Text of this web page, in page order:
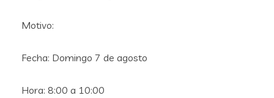
Motivo:
Fecha: Domingo 7 de agosto
Hora: 8:00 a 10:00